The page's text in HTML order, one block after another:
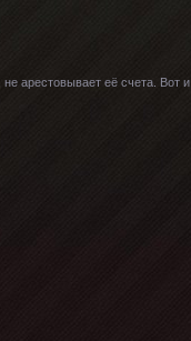
арестовывает её счета. Вот и